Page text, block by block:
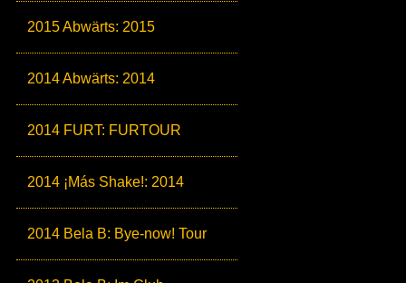
2015 Abwärts: 2015
2014 Abwärts: 2014
2014 FURT: FURTOUR
2014 ¡Más Shake!: 2014
2014 Bela B: Bye-now! Tour